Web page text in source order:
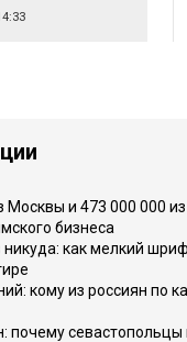
Москвы и 473 000 000
бизнеса
как мелкий
кому из россиян по
почему